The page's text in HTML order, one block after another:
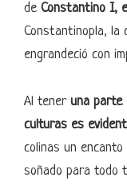
de Constantino I,
Constantinopla, la
engrandeció con
Al teneruna parte
culturas es
colinas un
soñado para todo